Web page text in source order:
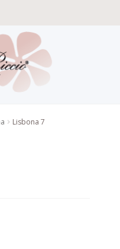
Lisbona 7